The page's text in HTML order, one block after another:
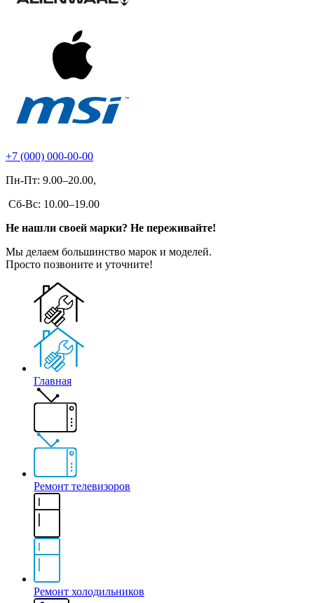
+7 (000) 000-00-00
Пн-Пт: 9.00–20.00,
Сб-Вс: 10.00–19.00
Не нашли своей марки? Не переживайте!
Мы делаем большинство марок и моделей.
Просто позвоните и уточните!
Главная
Ремонт телевизоров
Ремонт холодильников